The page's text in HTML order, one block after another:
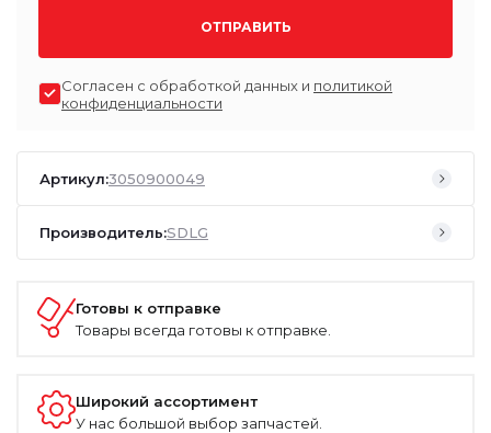
ОТПРАВИТЬ
Согласен с обработкой данных и политикой
конфиденциальности
Артикул:3050900049
Производитель:SDLG
Готовы к отправке
Товары всегда готовы к отправке.
Широкий ассортимент
У нас большой выбор запчастей.